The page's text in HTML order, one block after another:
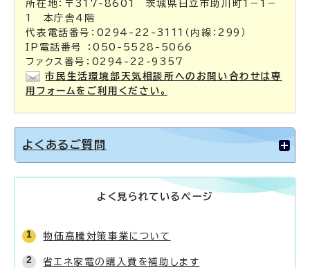
所在地：〒317-8601 茨城県日立市助川町1－1－
1 本庁舎4階
代表電話番号：0294-22-3111（内線：299）
IP電話番号 ：050-5528-5066
ファクス番号：0294-22-9357
市民生活環境部天気相談所へのお問い合わせは専
用フォームをご利用ください。
よくあるご質問
よく見られているページ
物価高騰対策事業について
省エネ家電の購入費を補助します